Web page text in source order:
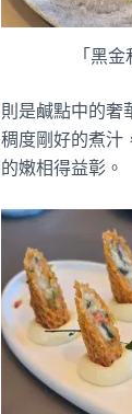
「黑
則是鹹點中的奢
稠度剛好的煮汁
的嫩相得益彰。​